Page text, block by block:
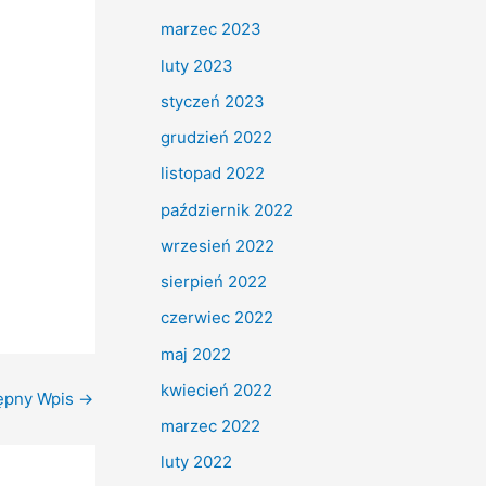
Wpis →
marzec 2023
luty 2023
styczeń 2023
grudzień 2022
listopad 2022
październik 2022
wrzesień 2022
sierpień 2022
czerwiec 2022
maj 2022
kwiecień 2022
marzec 2022
luty 2022